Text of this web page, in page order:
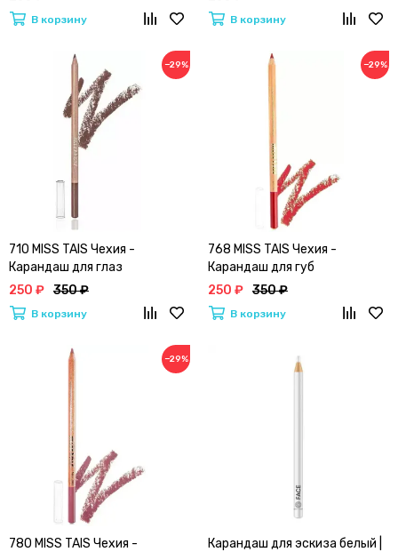
В корзину В корзину
−29%
710 MISS TAIS Чехия -
Карандаш для глаз
250 ₽ 350 ₽
В корзину
−29%
768 MISS TAIS Чехия -
Карандаш для губ
250 ₽ 350 ₽
В корзину
−29%
780 MISS TAIS Чехия -
Карандаш для эскиза белый |